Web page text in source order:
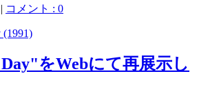
コメント : 0
をWebにて再展示し